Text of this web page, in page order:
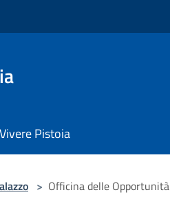
Vivere Pistoia
> Officina delle Opportunità